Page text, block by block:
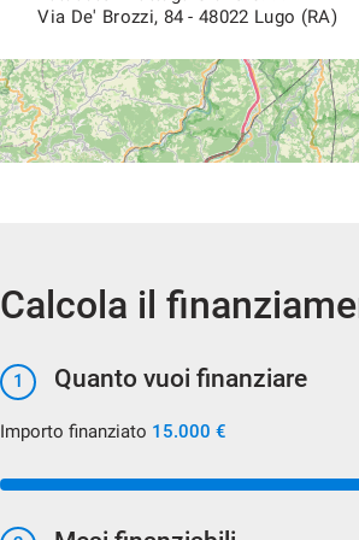
Via De' Brozzi, 84 - 48022 Lugo (RA)
Calcola il
1 Quanto vuoi finanziare
Importo finanziato 15.000 €